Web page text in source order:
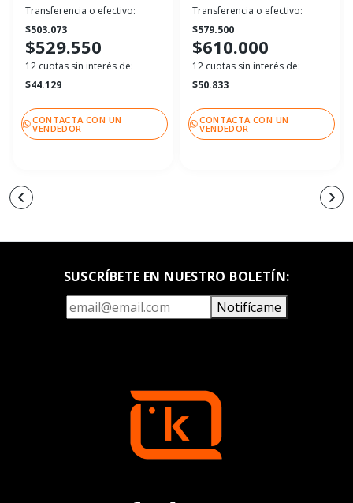
Transferencia o efectivo:
$503.073
$529.550
12 cuotas sin interés de:
$44.129
CONTACTA CON UN
VENDEDOR
Transferencia o efectivo:
$579.500
$610.000
12 cuotas sin interés de:
$50.833
CONTACTA CON UN
VENDEDOR
SUSCRÍBETE EN NUESTRO BOLETÍN:
Notifícame